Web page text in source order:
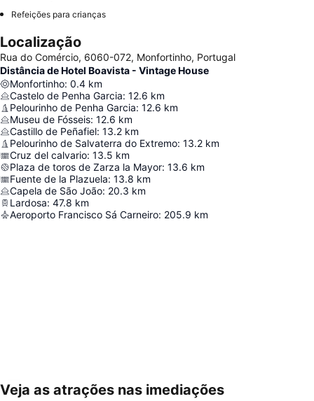
Refeições para crianças
Localização
Rua do Comércio, 6060-072, Monfortinho, Portugal
Distância de Hotel Boavista - Vintage House
Monfortinho: 0.4 km
Castelo de Penha Garcia: 12.6 km
Pelourinho de Penha Garcia: 12.6 km
Museu de Fósseis: 12.6 km
Castillo de Peñafiel: 13.2 km
Pelourinho de Salvaterra do Extremo: 13.2 km
Cruz del calvario: 13.5 km
Plaza de toros de Zarza la Mayor: 13.6 km
Fuente de la Plazuela: 13.8 km
Capela de São João: 20.3 km
Lardosa: 47.8 km
Aeroporto Francisco Sá Carneiro: 205.9 km
Veja as atrações nas imediações